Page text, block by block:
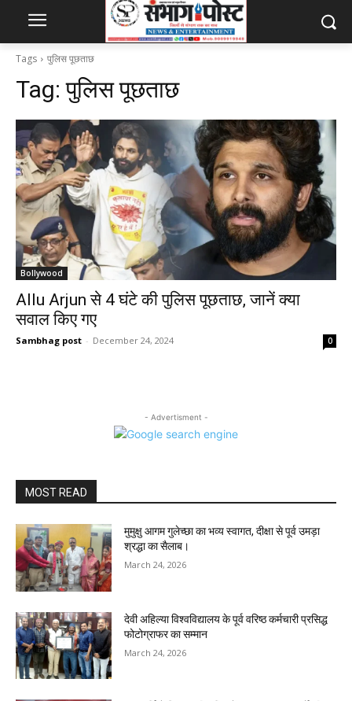
Tags पुलिस पूछताछ
Tag:पुलिस पूछताछ
Bollywood
Allu Arjun से 4 घंटे की पुलिस पूछताछ, जानें क्या
सवाल किए गए
Sambhag post - December 24, 2024 0
- Advertisment -
MOST READ
मुमुक्षु आगम गुलेच्छा का भव्य स्वागत, दीक्षा से पूर्व उमड़ा
श्रद्धा का सैलाब।
March 24, 2026
देवी अहिल्या विश्वविद्यालय के पूर्व वरिष्ठ कर्मचारी प्रसिद्ध
फोटोग्राफर का सम्मान
March 24, 2026